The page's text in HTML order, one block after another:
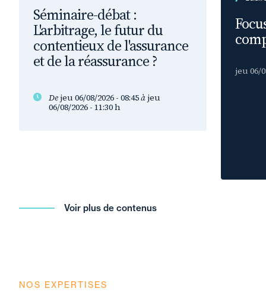
Séminaire-débat :
L'arbitrage, le futur du
contentieux de l'assurance
et de la réassurance ?
De jeu 06/08/2026 - 08:45à jeu
06/08/2026 - 11:30h
jeu 06/
Voir plus de contenus
NOS EXPERTISES